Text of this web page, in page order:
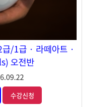
/1급 · 라떼아트 ·
오전반
수강신청